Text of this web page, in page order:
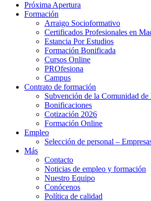
Próxima Apertura
Formación
Arraigo Socioformativo
Certificados Profesionales en
Estancia Por Estudios
Formación Bonificada
Cursos Online
PROfesiona
Campus
Contrato de formación
Subvención de la Comunidad de
Bonificaciones
Cotización 2026
Formación Online
Empleo
Selección de personal –
Más
Contacto
Noticias de empleo y formación
Nuestro Equipo
Conócenos
Política de calidad